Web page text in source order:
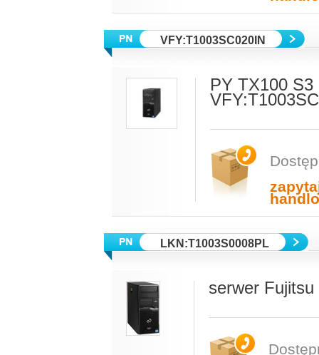
VFY:T1003SC020IN
PY TX100
LKN:T1003S0008PL
serwer